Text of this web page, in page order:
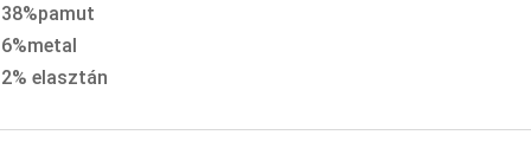
38%pamut
6%metal
2% elasztán